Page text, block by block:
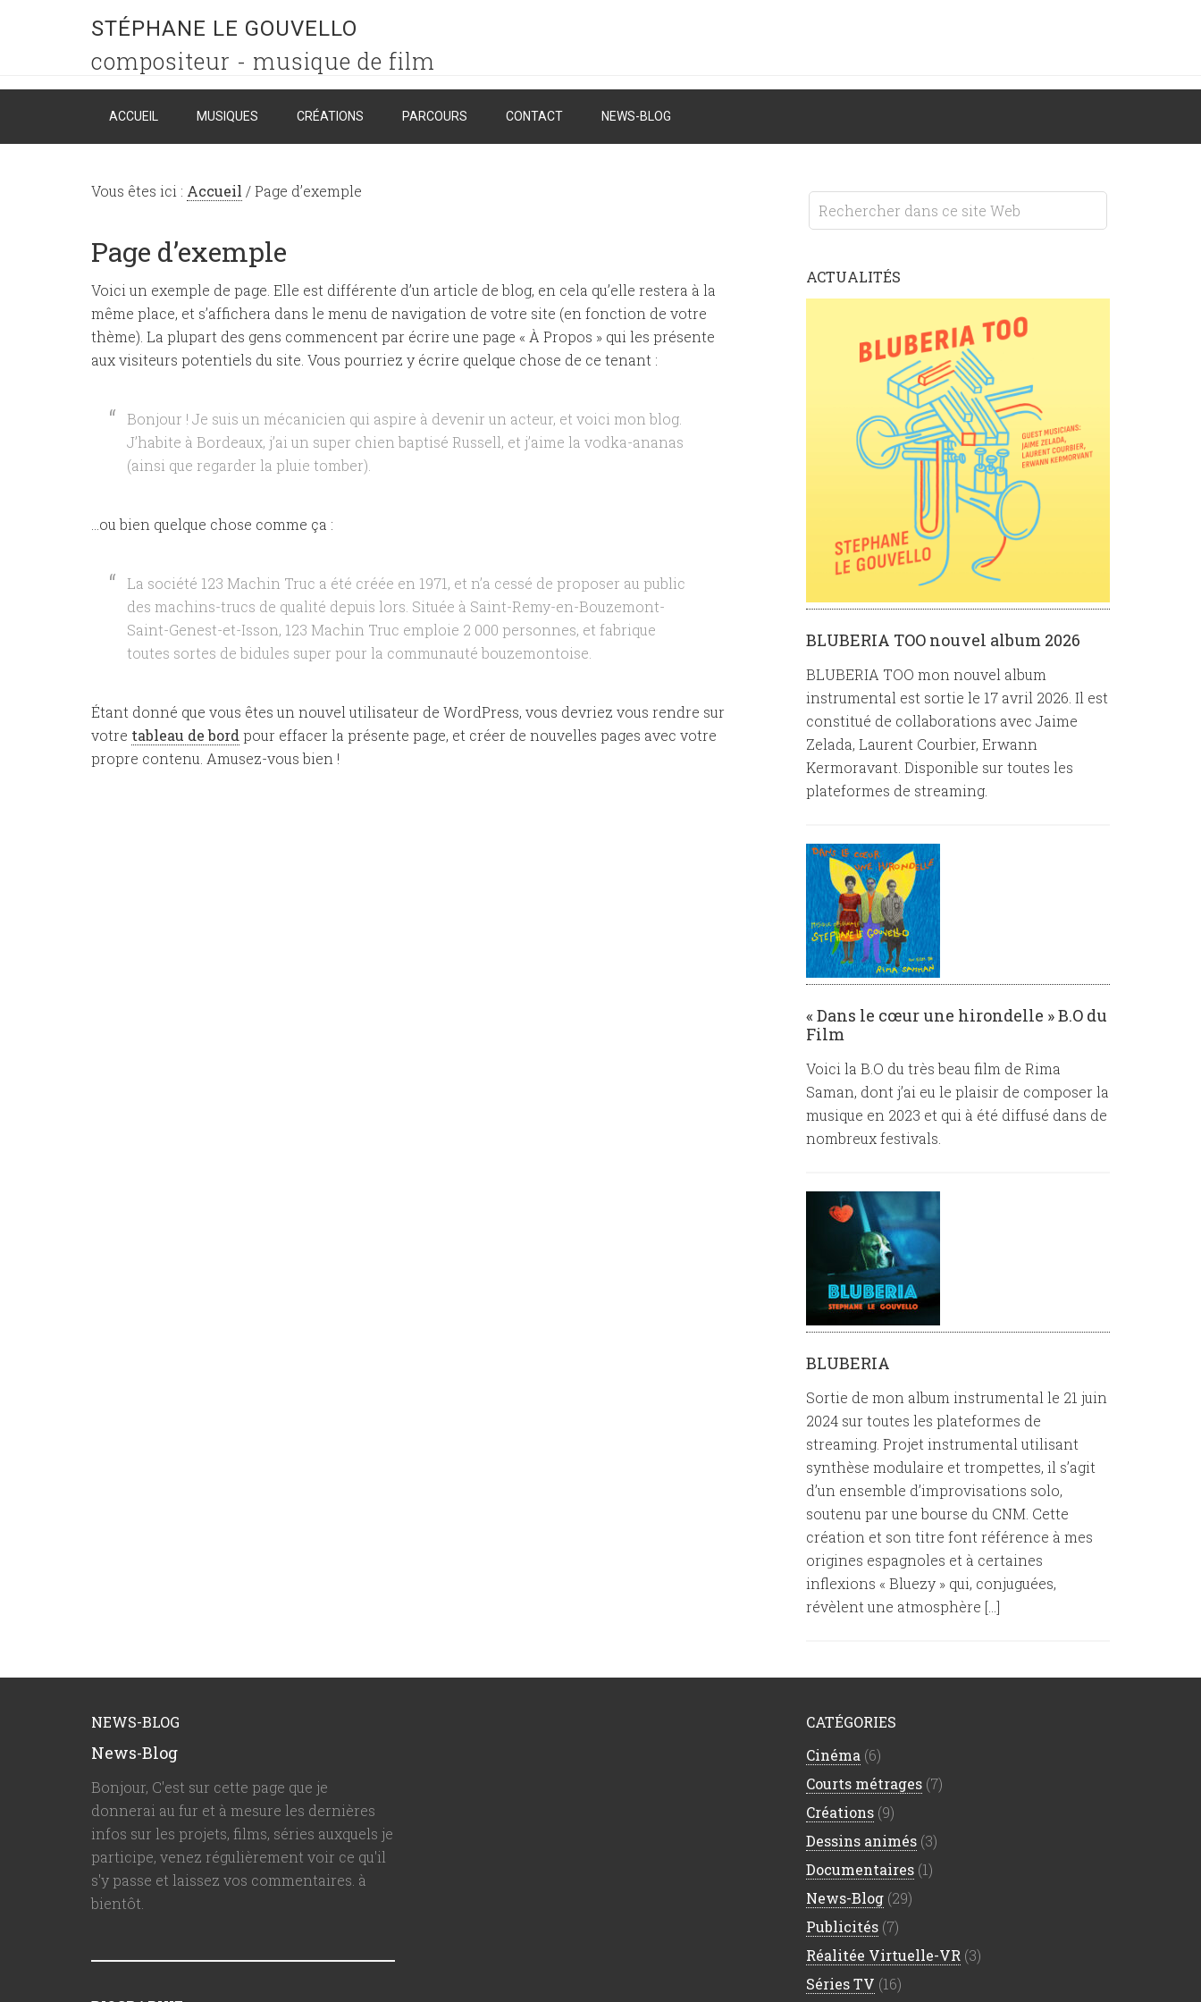
STÉPHANE LE GOUVELLO
compositeur - musique de film
ACCUEIL MUSIQUES CRÉATIONS PARCOURS CONTACT NEWS-BLOG
Vous êtes ici : Accueil /Page d’exemple
Page d’exemple
Voici un exemple de page. Elle est différente d’un article de blog, en cela qu’elle restera à la
même place, et s’affichera dans le menu de navigation de votre site (en fonction de votre
thème). La plupart des gens commencent par écrire une page « À Propos » qui les présente
aux visiteurs potentiels du site. Vous pourriez y écrire quelque chose de ce tenant :
Bonjour ! Je suis un mécanicien qui aspire à devenir un acteur, et voici mon blog.
J’habite à Bordeaux, j’ai un super chien baptisé Russell, et j’aime la vodka-ananas
(ainsi que regarder la pluie tomber).
…ou bien quelque chose comme ça :
La société 123 Machin Truc a été créée en 1971, et n’a cessé de proposer au public
des machins-trucs de qualité depuis lors. Située à Saint-Remy-en-Bouzemont-
Saint-Genest-et-Isson, 123 Machin Truc emploie 2 000 personnes, et fabrique
toutes sortes de bidules super pour la communauté bouzemontoise.
Étant donné que vous êtes un nouvel utilisateur de WordPress, vous devriez vous rendre sur
votre tableau de bord pour effacer la présente page, et créer de nouvelles pages avec votre
propre contenu. Amusez-vous bien !
ACTUALITÉS
BLUBERIA TOO nouvel album 2026
BLUBERIA TOO mon nouvel album
instrumental est sortie le 17 avril 2026. Il est
constitué de collaborations avec Jaime
Zelada, Laurent Courbier, Erwann
Kermoravant. Disponible sur toutes les
plateformes de streaming.
« Dans le cœur une hirondelle » B.O du
Film
Voici la B.O du très beau film de Rima
Saman, dont j’ai eu le plaisir de composer la
musique en 2023 et qui à été diffusé dans de
nombreux festivals.
BLUBERIA
Sortie de mon album instrumental le 21 juin
2024 sur toutes les plateformes de
streaming. Projet instrumental utilisant
synthèse modulaire et trompettes, il s’agit
d’un ensemble d’improvisations solo,
soutenu par une bourse du CNM. Cette
création et son titre font référence à mes
origines espagnoles et à certaines
inflexions « Bluezy » qui, conjuguées,
révèlent une atmosphère […]
NEWS-BLOG
News-Blog
Bonjour, C'est sur cette page que je
donnerai au fur et à mesure les dernières
infos sur les projets, films, séries auxquels je
participe, venez régulièrement voir ce qu'il
s'y passe et laissez vos commentaires. à
bientôt.
CATÉGORIES
Cinéma (6)
Courts métrages (7)
Créations (9)
Dessins animés (3)
Documentaires (1)
News-Blog (29)
Publicités (7)
Réalitée Virtuelle-VR (3)
Séries TV (16)